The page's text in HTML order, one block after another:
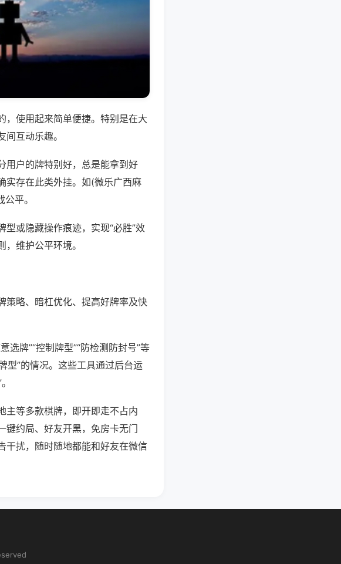
，使用起来简单便捷。特别是在大
互动乐趣。
用户的牌特别好，总是能拿到好
实存在此类外挂。如(微乐广西麻
平。
或隐藏操作痕迹，实现“必胜”效
维护公平环境。
策略、暗杠优化、提高好牌率及快
牌”“控制牌型”“防检测防封号”等
型”的情况。这些工具通过后台运
主等多款棋牌，即开即走不占内
键约局、好友开黑，免房卡无门
干扰，随时随地都能和好友在微信